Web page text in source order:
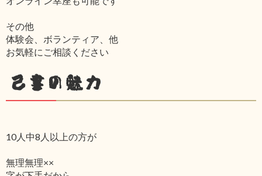
その他
体験会、ボランティア、他
お気軽にご相談ください
己書の魅力
10人中8人以上の方が
無理無理××